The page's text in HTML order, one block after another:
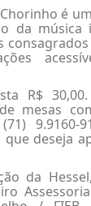
é
da música
R$
mesas
9.9160-
deseja
da